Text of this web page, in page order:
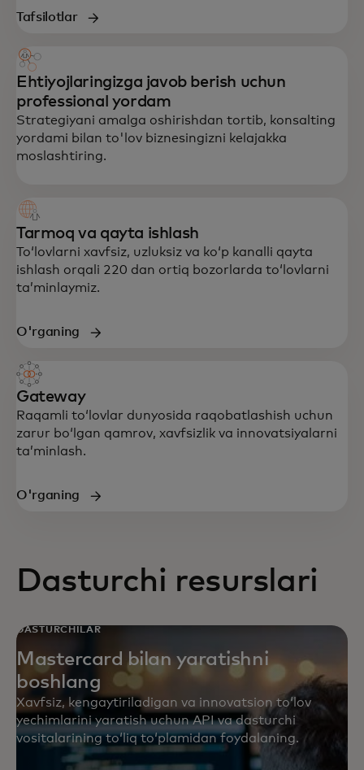
Tafsilotlar
Ehtiyojlaringizga javob berish uchun
professional yordam
Strategiyani amalga oshirishdan tortib, konsalting
yordami bilan to'lov biznesingizni kelajakka
moslashtiring.
Tarmoq va qayta ishlash
Toʻlovlarni xavfsiz, uzluksiz va koʻp kanalli qayta
ishlash orqali 220 dan ortiq bozorlarda toʻlovlarni
taʼminlaymiz.
O'rganing
Gateway
Raqamli toʻlovlar dunyosida raqobatlashish uchun
zarur boʻlgan qamrov, xavfsizlik va innovatsiyalarni
taʼminlash.
O'rganing
Dasturchi resurslari
DASTURCHILAR
Mastercard bilan yaratishni
boshlang
Xavfsiz, kengaytiriladigan va innovatsion toʻlov
yechimlarini yaratish uchun API va dasturchi
vositalarining toʻliq toʻplamidan foydalaning.